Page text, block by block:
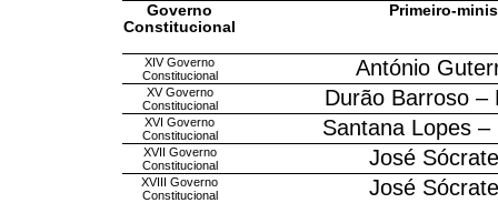
Governo
Constitucional
Primeiro-
XIV Governo
Constitucional
António
XV Governo
Constitucional
Durão Barroso –
XVI Governo
Constitucional
Santana Lopes
XVII Governo
Constitucional
José
XVIII Governo
Constitucional
José